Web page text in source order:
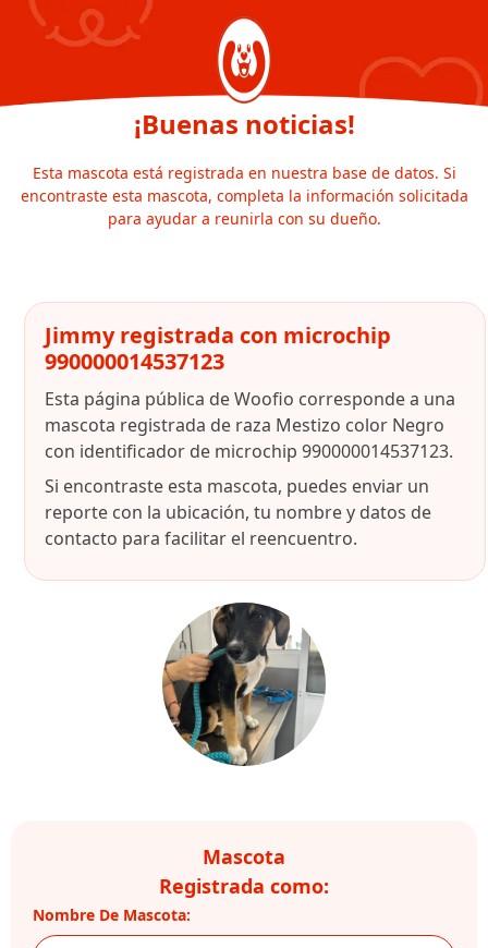
¡Buenas noticias!
Esta mascota está registrada en nuestra base de datos. Si
encontraste esta mascota, completa la información solicitada
para ayudar a reunirla con su dueño.
Jimmy registrada con microchip
990000014537123
Esta página pública de Woofio corresponde a una
mascota registrada de raza Mestizo color Negro
con identificador de microchip 990000014537123.
Si encontraste esta mascota, puedes enviar un
reporte con la ubicación, tu nombre y datos de
contacto para facilitar el reencuentro.
Mascota
Registrada como:
Nombre De Mascota: